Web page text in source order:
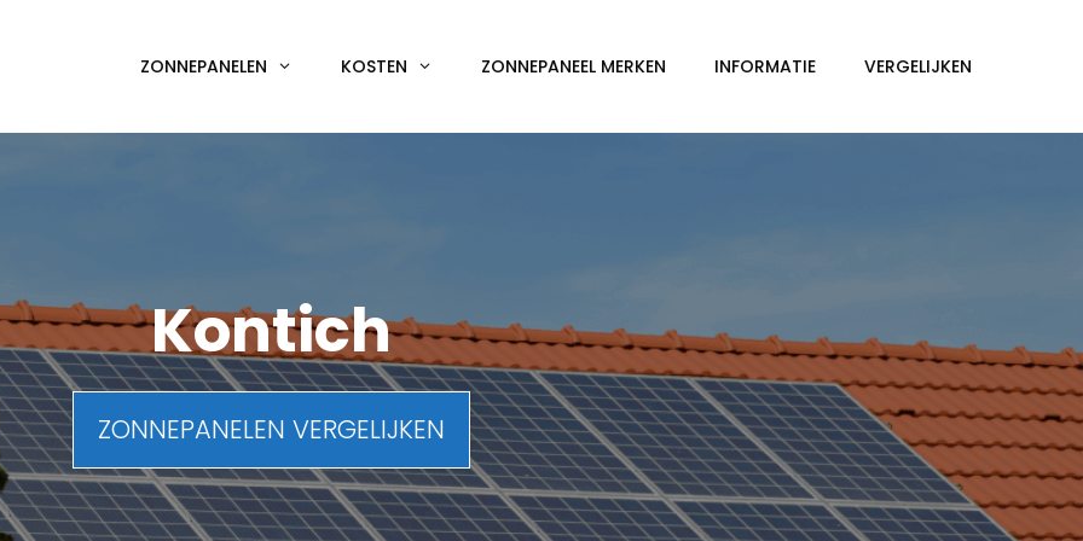
ZONNEPANELEN KOSTEN ZONNEPANEEL MERKEN INFORMATIE VERGELIJKEN
Kontich
ZONNEPANELEN VERGELIJKEN